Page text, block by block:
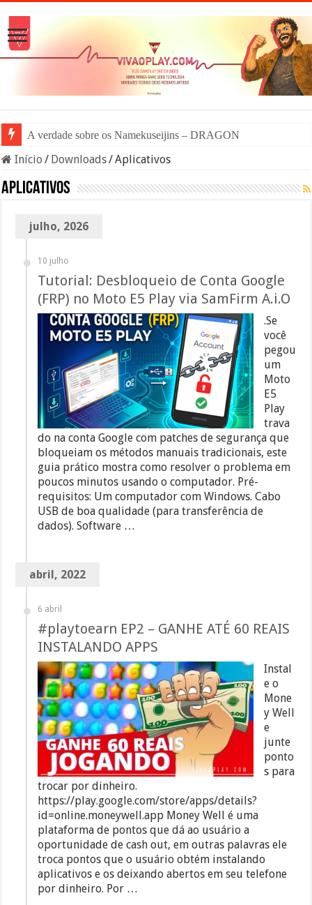
A verdade sobre os Namekuseijins – DRAGON BALL #News
Início / Downloads/Aplicativos
Aplicativos
julho, 2026
10 julho
Tutorial: Desbloqueio de Conta Google
(FRP) no Moto E5 Play via SamFirm A.i.O
.Se
você
pegou
um
Moto
E5
Play
trava
do na conta Google com patches de segurança que
bloqueiam os métodos manuais tradicionais, este
guia prático mostra como resolver o problema em
poucos minutos usando o computador. Pré-
requisitos: Um computador com Windows. Cabo
USB de boa qualidade (para transferência de
dados). Software …
abril, 2022
6 abril
#playtoearn EP2 – GANHE ATÉ 60 REAIS
INSTALANDO APPS
Instal
e o
Mone
y Well
e
junte
ponto
s para
trocar por dinheiro.
https://play.google.com/store/apps/details?
id=online.moneywell.app Money Well é uma
plataforma de pontos que dá ao usuário a
oportunidade de cash out, em outras palavras ele
troca pontos que o usuário obtém instalando
aplicativos e os deixando abertos em seu telefone
por dinheiro. Por …